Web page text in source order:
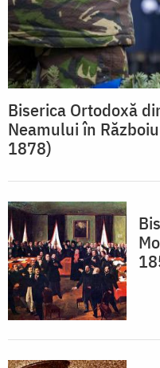
Biserica Ortodoxă
Neamului în
1878)